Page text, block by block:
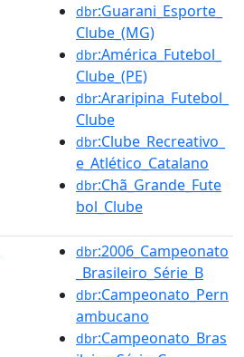
dbr:Guarani_Esporte_
Clube_(MG)
dbr:América_Futebol_
Clube_(PE)
dbr:Araripina_Futebol_
Clube
dbr:Clube_Recreativo_
e_Atlético_Catalano
dbr:Chã_Grande_Fute
bol_Clube
dbr:2006_Campeonato
_Brasileiro_Série_B
dbr:Campeonato_Pern
ambucano
dbr:Campeonato_Bras